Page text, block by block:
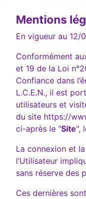
Mentions
En vigueur au 12/
Conformément
et 19 de la Loi
Confiance dans
L.C.E.N., il est
utilisateurs et
du site https://
ci-après le "Site",
La connexion et
l’Utilisateur
sans réserve des
Ces dernières